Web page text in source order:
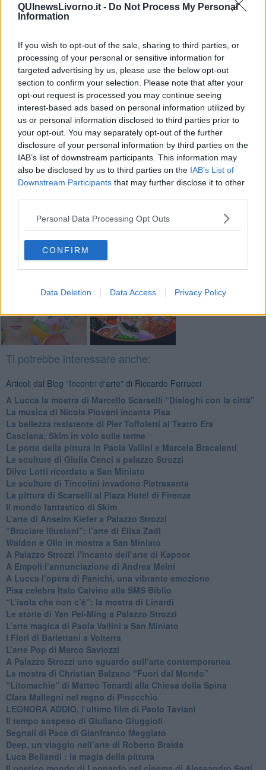
QUInewsLivorno.it - Do Not Process My Personal
Information
If you wish to opt-out of the sale, sharing to third parties, or
processing of your personal or sensitive information for
targeted advertising by us, please use the below opt-out
section to confirm your selection. Please note that after your
opt-out request is processed you may continue seeing
interest-based ads based on personal information utilized by
us or personal information disclosed to third parties prior to
your opt-out. You may separately opt-out of the further
disclosure of your personal information by third parties on the
IAB’s list of downstream participants. This information may
also be disclosed by us to third parties on the IAB’s List of
Downstream Participants that may further disclose it to other
Personal Data Processing Opt Outs
CONFIRM
Data Deletion Data Access Privacy Policy
riscoprire elementi vissuti nell’infanzia ?
Io considero la mia arte un gioco per adulti. C’è come una
diventa scoperta ,ricerca, maturità, è un modo fondamentale per
descrivere la realtà ed i suoi misteri. Il motore della mia arte va
ritrovato nello stupore di fronte al mondo, nel vedere il mondo ed i
suoi enigmi in una luce diversa, con gli occhi del poeta e della
fantasia. Approfondire questi elementi consente di comprendere il
vero senso del mio lavoro, della mia pittura.
Riccardo Ferrucci
Se vuoi leggere le notizie principali della Toscana iscriviti alla
Newsletter QUInews - ToscanaMedia.Arriva gratis tutti i giorni
alle 20:00 direttamente nella tua casella di posta.
Basta cliccareQUI
Fotogallery
Ti potrebbe interessare anche:
Articoli dal Blog “Incontri d'arte” di Riccardo Ferrucci
A Lucca la mostra di Marcello Scarselli “Dialoghi con la città"
​La musica di Nicola Piovani incanta Pisa
​La bellezza resistente di Pier Toffoletti al Teatro Era
​Casciana: Skim in volo sulle terme
​Le porte della pittura in Paola Vallini e Marcela Bracalenti
​Le sculture di Giulia Cenci a palazzo Strozzi
​Dilvo Lotti ricordato a San Miniato
​Le sculture di Tincolini invadono Pietrasanta
La pittura di Scarselli al Plaza Hotel di Firenze
​Il mondo fantastico di Skim
​L’arte di Anselm Kiefer a Palazzo Strozzi
​“Bruciare illusioni”: l’arte di Elisa Zadi
​Waldon e Olio in mostra a San Miniato
​A Palazzo Strozzi l’incanto dell’arte di Kapoor
​A Empoli l’annunciazione di Andrea Meini
A Lucca l’opera di Panichi, una vibrante emozione
Pisa celebra Italo Calvino alla SMS Biblio
“L’isola che non c’è”: la mostra di Linardi
​Le storie di Yan Pei-Ming a Palazzo Strozzi
​L’arte magica di Paola Vallini a San Miniato
​I Fiori di Barlettani a Volterra
​L’arte Pop di Marco Saviozzi
​A Palazzo Strozzi uno sguardo sull’arte contemporanea
La mostra di Christian Balzano “Fuori dal Mondo”
​“Litomachie” di Matteo Tenardi alla Chiesa della Spina
​Clara Mallegni nel regno di Pinocchio
​LEONORA ADDIO, l’ultimo film di Paolo Taviani
Il tempo sospeso di Giuliano Giuggioli
Segnali di Pace di Gianfranco Meggiato
​Deep, un viaggio nell’arte di Roberto Braida
​Luca Bellandi : la magia della pittura